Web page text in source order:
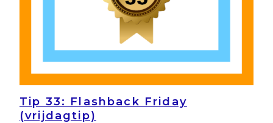
Tip 33: Flashback Friday
(vrijdagtip)